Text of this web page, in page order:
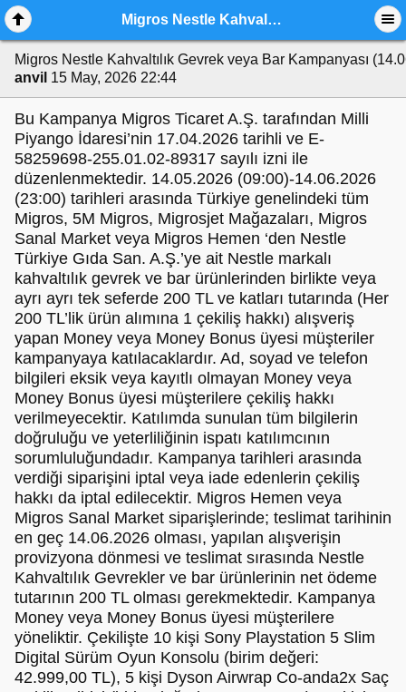
Migros Nestle Kahvaltılık Gevrek veya Bar Kampanyası (14.06.2026)
Migros Nestle Kahvaltılık Gevrek veya Bar Kampanyası
anvil 15 May, 2026 22:44
Bu Kampanya Migros Ticaret A.Ş. tarafından Milli
Piyango İdaresi’nin 17.04.2026 tarihli ve E-
58259698-255.01.02-89317 sayılı izni ile
düzenlenmektedir. 14.05.2026 (09:00)-14.06.2026
(23:00) tarihleri arasında Türkiye genelindeki tüm
Migros, 5M Migros, Migrosjet Mağazaları, Migros
Sanal Market veya Migros Hemen ‘den Nestle
Türkiye Gıda San. A.Ş.’ye ait Nestle markalı
kahvaltılık gevrek ve bar ürünlerinden birlikte veya
ayrı ayrı tek seferde 200 TL ve katları tutarında (Her
200 TL’lik ürün alımına 1 çekiliş hakkı) alışveriş
yapan Money veya Money Bonus üyesi müşteriler
kampanyaya katılacaklardır. Ad, soyad ve telefon
bilgileri eksik veya kayıtlı olmayan Money veya
Money Bonus üyesi müşterilere çekiliş hakkı
verilmeyecektir. Katılımda sunulan tüm bilgilerin
doğruluğu ve yeterliliğinin ispatı katılımcının
sorumluluğundadır. Kampanya tarihleri arasında
verdiği siparişini iptal veya iade edenlerin çekiliş
hakkı da iptal edilecektir. Migros Hemen veya
Migros Sanal Market siparişlerinde; teslimat tarihinin
en geç 14.06.2026 olması, yapılan alışverişin
provizyona dönmesi ve teslimat sırasında Nestle
Kahvaltılık Gevrekler ve bar ürünlerinin net ödeme
tutarının 200 TL olması gerekmektedir. Kampanya
Money veya Money Bonus üyesi müşterilere
yöneliktir. Çekilişte 10 kişi Sony Playstation 5 Slim
Digital Sürüm Oyun Konsolu (birim değeri:
42.999,00 TL), 5 kişi Dyson Airwrap Co-anda2x Saç